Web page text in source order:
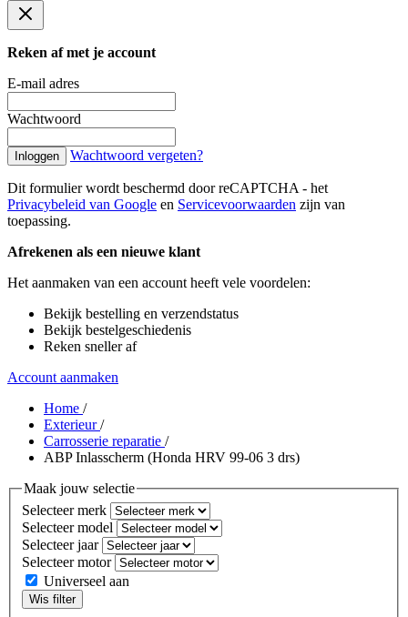
Reken af met je account
E-mail adres
Wachtwoord
Inloggen Wachtwoord vergeten?
Dit formulier wordt beschermd door reCAPTCHA - het
Privacybeleid van Google en Servicevoorwaarden zijn van
toepassing.
Afrekenen als een nieuwe klant
Het aanmaken van een account heeft vele voordelen:
Bekijk bestelling en verzendstatus
Bekijk bestelgeschiedenis
Reken sneller af
Account aanmaken
Home /
Exterieur/
Carrosserie reparatie /
ABP Inlasscherm (Honda HRV 99-06 3 drs)
Maak jouw selectie
Selecteer merk
Selecteer model
Selecteer jaar
Selecteer motor
Universeel aan
Wis filter